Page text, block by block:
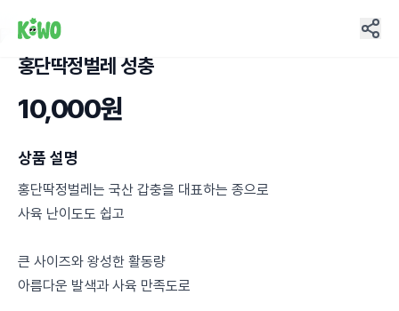
홍단딱정벌레 성충
10,000원
상품 설명
홍단딱정벌레는 국산 갑충을 대표하는 종으로
사육 난이도도 쉽고
큰 사이즈와 왕성한 활동량
아름다운 발색과 사육 만족도로